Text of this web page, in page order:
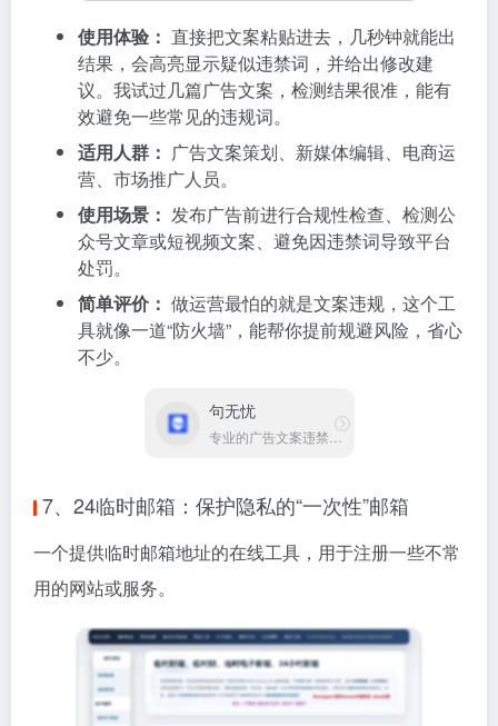
使用体验： 直接把文案粘贴进去，几秒钟就能出
结果，会高亮显示疑似违禁词，并给出修改建
议。我试过几篇广告文案，检测结果很准，能有
效避免一些常见的违规词。
适用人群： 广告文案策划、新媒体编辑、电商运
营、市场推广人员。
使用场景： 发布广告前进行合规性检查、检测公
众号文章或短视频文案、避免因违禁词导致平台
处罚。
简单评价： 做运营最怕的就是文案违规，这个工
具就像一道“防火墙”，能帮你提前规避风险，省心
不少。
句无忧
专业的广告文案违禁词检测工具
7、24临时邮箱：保护隐私的“一次性”邮箱
一个提供临时邮箱地址的在线工具，用于注册一些不常
用的网站或服务。